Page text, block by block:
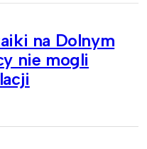
na Dolnym
nie mogli